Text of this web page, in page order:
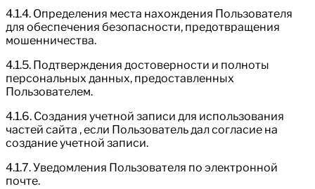
4.1.4. Определения места нахождения Пользователя
для обеспечения безопасности, предотвращения
мошенничества.
4.1.5. Подтверждения достоверности и полноты
персональных данных, предоставленных
Пользователем.
4.1.6. Создания учетной записи для использования
частей сайта , если Пользователь дал согласие на
создание учетной записи.
4.1.7. Уведомления Пользователя по электронной
почте.